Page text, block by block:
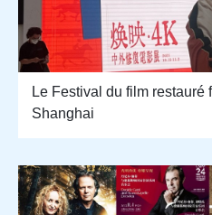
Le Festival du film restauré
Shanghai